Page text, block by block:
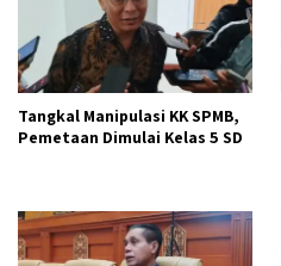
Tangkal Manipulasi KK SPMB,
Pemetaan Dimulai Kelas 5 SD